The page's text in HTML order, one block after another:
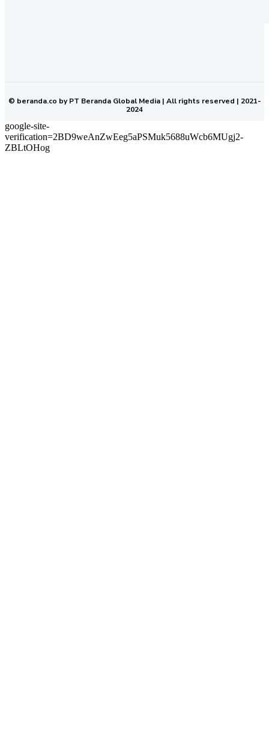
© beranda.co by PT Beranda Global Media | All rights reserved | 2021-
2024
google-site-
verification=2BD9weAnZwEeg5aPSMuk5688uWcb6MUgj2-
ZBLtOHog